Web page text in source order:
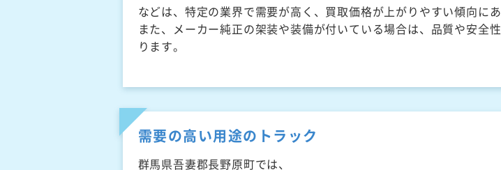
などは、特定の業界で需要が高く、買取価格が上がりやすい傾向にあ
また、メーカー純正の架装や装備が付いている場合は、品質や安全
ります。
需要の高い用途のトラック
群馬県吾妻郡長野原町では、